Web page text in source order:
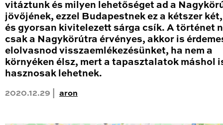
vitáztunk és milyen lehetőséget ad a
jövőjének, ezzel Budapestnek ez a kétszer
és gyorsan kivitelezett sárga csík. A történet
csak a Nagykörútra érvényes, akkor is
elolvasnod visszaemlékezésünket, ha nem a
környéken élsz, mert a tapasztalatok máshol
hasznosak lehetnek.
2020.12.29 | aron